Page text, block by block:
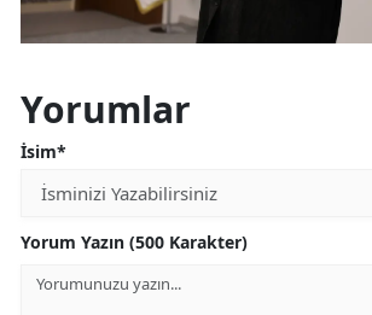
Yorumlar
İsim*
Yorum Yazın (500 Karakter)